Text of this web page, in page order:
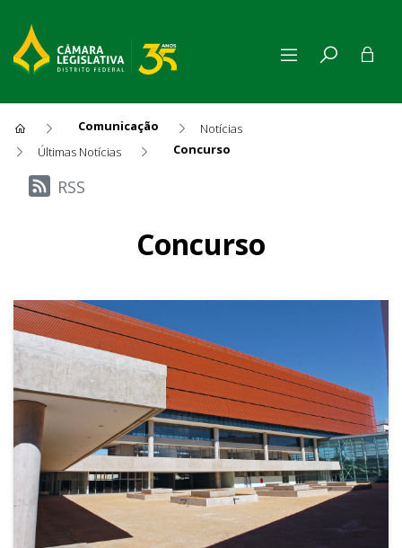
Comunicação
Notícias
Últimas Notícias
Concurso
Últimas Notícias
RSS
Concurso